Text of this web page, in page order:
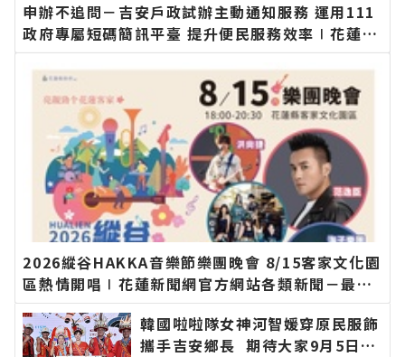
申辦不追問－吉安戶政試辦主動通知服務 運用111
政府專屬短碼簡訊平臺 提升便民服務效率∣花蓮新
聞網官方網站各類新聞－最快速的今日新聞報導 最
新的在地資訊！
2026縱谷HAKKA音樂節樂團晚會 8/15客家文化園
區熱情開唱∣花蓮新聞網官方網站各類新聞－最快
速的今日新聞報導 最新的在地資訊！
韓國啦啦隊女神河智媛穿原民服飾
攜手吉安鄉長 期待大家9月5日參